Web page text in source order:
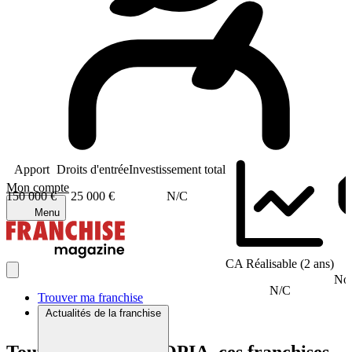
Mon compte
Menu
Trouver ma franchise
Actualités de la franchise
Apport
150 000 €
Droits d'entrée
25 000 €
Investissement total
N/C
CA Réalisable (2 ans)
N/C